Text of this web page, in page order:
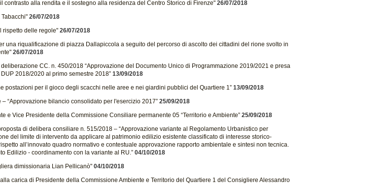
contrasto alla rendita e il sostegno alla residenza del Centro Storico di Firenze" 26/07/2018
26/07/2018
rispetto delle regole" 26/07/2018
una riqualificazione di piazza Dallapiccola a seguito del percorso di ascolto dei cittadini del rione svolto in
26/07/2018
CC. n. 450/2018 “Approvazione del Documento Unico di Programmazione 2019/2021 e presa
2018/2020 al primo semestre 2018” 13/09/2018
postazioni per il gioco degli scacchi nelle aree e nei giardini pubblici del Quartiere 1” 13/09/2018
“Approvazione bilancio consolidato per l'esercizio 2017” 25/09/2018
e Vice Presidente della Commissione Consiliare permanente 05 “Territorio e Ambiente” 25/09/2018
di delibera consiliare n. 515/2018 – “Approvazione variante al Regolamento Urbanistico per
del limite di intervento da applicare al patrimonio edilizio esistente classificato di interesse storico-
all’innovato quadro normativo e contestuale approvazione rapporto ambientale e sintesi non tecnica.
Edilizio - coordinamento con la variante al RU.” 04/10/2018
dimissionaria Lian Pellicanò" 04/10/2018
carica di Presidente della Commissione Ambiente e Territorio del Quartiere 1 del Consigliere Alessandro